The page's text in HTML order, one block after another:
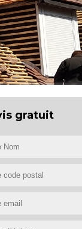
gratuit